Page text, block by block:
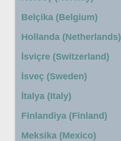
Belçika (Belgium)
Hollanda (Netherlands)
İsviçre (Switzerland)
İsveç (Sweden)
İtalya (Italy)
Finlandiya (Finland)
Meksika (Mexico)